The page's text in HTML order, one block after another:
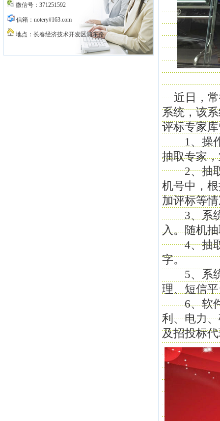
微信号：371251592
信箱：notery#163.com
地点：长春经济技术开发区浦东路
近日，常
系统，该
评标专家
1、操作
抽取专家
2、抽取
机号中，
加评标等
3、系统
入。随机
4、抽取
字。
5、系统
理、短信
6、软件
利、电力
及招投标